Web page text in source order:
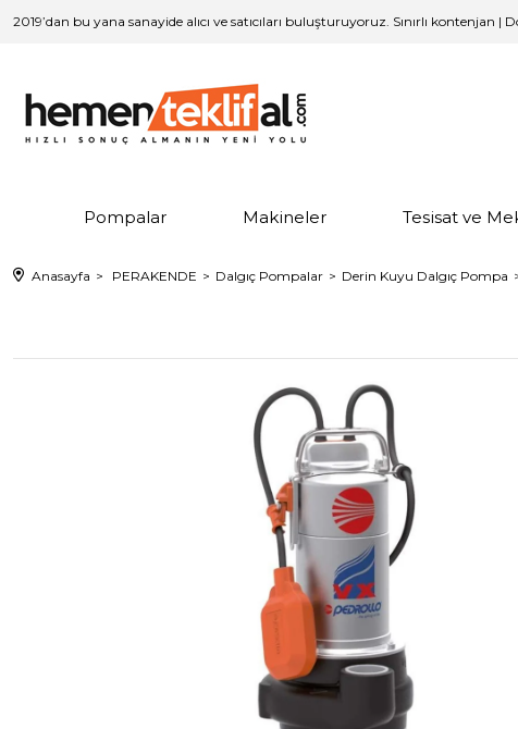
2019’dan bu yana sanayide alıcı ve satıcıları buluşturuyoruz. Sınırlı kontenjan
Pompalar Makineler Tesisat ve
Anasayfa PERAKENDE Dalgıç Pompalar Derin Kuyu Dalgıç Pompa